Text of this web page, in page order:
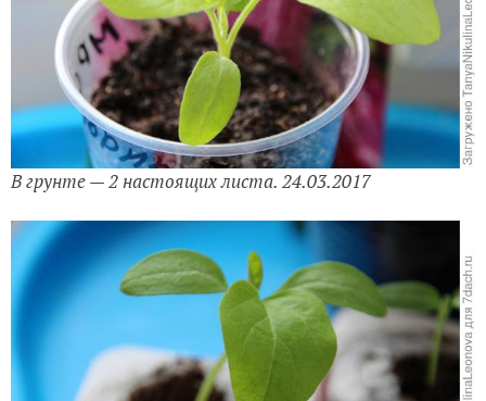
В грунте — 2 настоящих листа. 24.03.2017